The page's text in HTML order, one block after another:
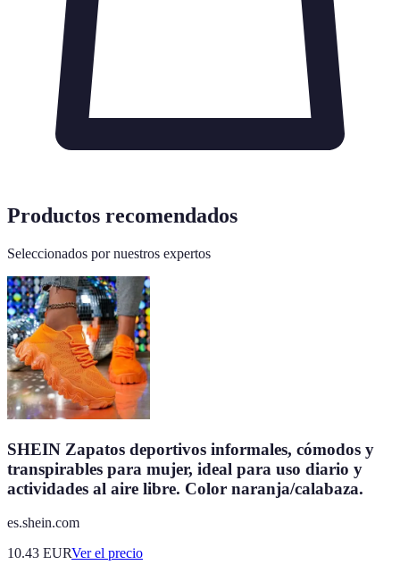
Productos recomendados
Seleccionados por nuestros expertos
SHEIN Zapatos deportivos informales, cómodos y
transpirables para mujer, ideal para uso diario y
actividades al aire libre. Color naranja/calabaza.
es.shein.com
10.43 EURVer el precio